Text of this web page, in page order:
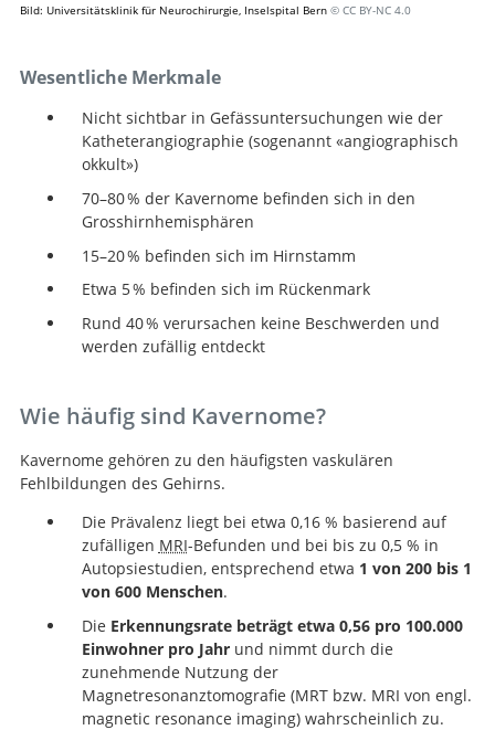
Bild: Universitätsklinik für Neurochirurgie, Inselspital Bern © CC BY-NC 4.0
Wesentliche Merkmale
Nicht sichtbar in Gefässuntersuchungen wie der
Katheterangiographie (sogenannt «angiographisch
okkult»)
70–80 % der Kavernome befinden sich in den
Grosshirnhemisphären
15–20 % befinden sich im Hirnstamm
Etwa 5 % befinden sich im Rückenmark
Rund 40 % verursachen keine Beschwerden und
werden zufällig entdeckt
Wie häufig sind Kavernome?
Kavernome gehören zu den häufigsten vaskulären
Fehlbildungen des Gehirns.
Die Prävalenz liegt bei etwa 0,16 % basierend auf
zufälligen MRI-Befunden und bei bis zu 0,5 % in
Autopsiestudien, entsprechend etwa 1 von 200 bis 1
von 600 Menschen.
Die Erkennungsrate beträgt etwa 0,56 pro 100.000
Einwohner pro Jahrund nimmt durch die
zunehmende Nutzung der
Magnetresonanztomografie (MRT bzw. MRI von engl.
magnetic resonance imaging) wahrscheinlich zu.